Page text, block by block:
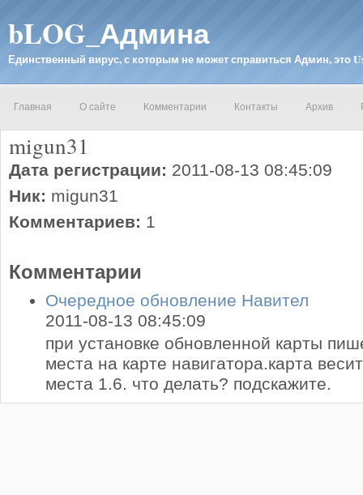
bLOG_Админа
Единственный вирус, с которым не может справиться Админ, это
Главная О сайте Комментарии Контакты Архив
migun31
Дата регистрации: 2011-08-13 08:45:09
Ник: migun31
Комментариев: 1
Комментарии
Очередное обновление Навител
2011-08-13 08:45:09
при установке обновленной карты
места на карте навигатора.карта
места 1.6. что делать? подскажите.